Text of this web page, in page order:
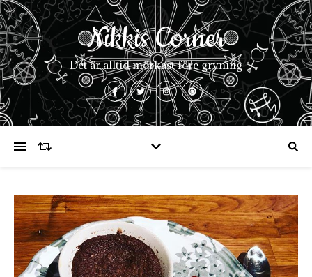
Nikkis Corner
Det är alltid mörkast före gryning